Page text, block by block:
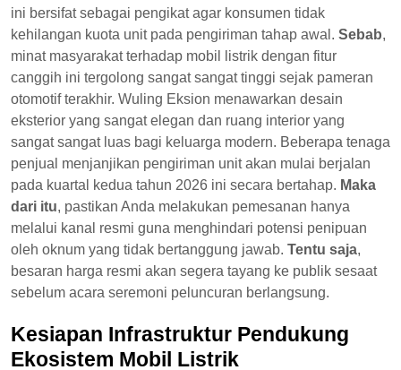
ini bersifat sebagai pengikat agar konsumen tidak
kehilangan kuota unit pada pengiriman tahap awal. Sebab,
minat masyarakat terhadap mobil listrik dengan fitur
canggih ini tergolong sangat sangat tinggi sejak pameran
otomotif terakhir. Wuling Eksion menawarkan desain
eksterior yang sangat elegan dan ruang interior yang
sangat sangat luas bagi keluarga modern. Beberapa tenaga
penjual menjanjikan pengiriman unit akan mulai berjalan
pada kuartal kedua tahun 2026 ini secara bertahap. Maka
dari itu, pastikan Anda melakukan pemesanan hanya
melalui kanal resmi guna menghindari potensi penipuan
oleh oknum yang tidak bertanggung jawab. Tentu saja,
besaran harga resmi akan segera tayang ke publik sesaat
sebelum acara seremoni peluncuran berlangsung.
Kesiapan Infrastruktur Pendukung
Ekosistem Mobil Listrik